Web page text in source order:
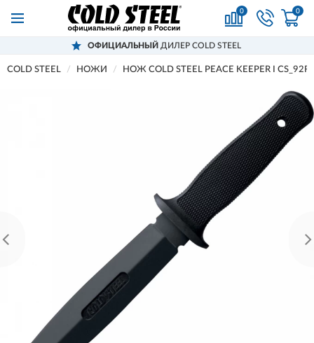
0 0
ОФИЦИАЛЬНЫЙ ДИЛЕР COLD STEEL
COLD STEEL НОЖИ НОЖ COLD STEEL PEACE KEEPER I